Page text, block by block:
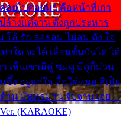
อยไปคอยมา คือหน้าที่เก่า
ล้างแต่จาน ดั่งถูกประหาร
โอ้ รัก ลอยลม ไม่สม ดัง ใจ
าใด จะได้ เลื่อนขั้นบันได ได้
า เห็นเขามีคู่ ซมดู มีคู่ก็ม่วน
ซึ้ง อยู่แก่ใจ มื้อใด๋หนอ สิเป็น
ด้าน มันทรมาน จับจาน เอย…
(KARAOKE)